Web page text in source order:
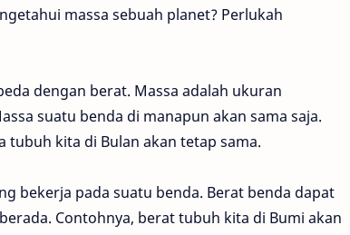
massa sebuah planet? Perlukah
dengan berat. Massa adalah ukuran
suatu benda di manapun akan sama saja.
tubuh kita di Bulan akan tetap sama.
bekerja pada suatu benda. Berat benda dapat
Contohnya, berat tubuh kita di Bumi akan